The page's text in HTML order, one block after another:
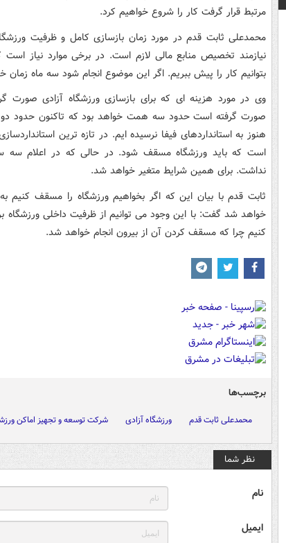
مرتبط قرار گرفت کار را شروع خواهیم کرد.
محمدعلی ثابت قدم در مورد زمان بازسازی کامل و ظرفیت
نیازمند تخصیص منابع مالی لازم است. در برخی موارد نیاز است
بتوانیم کار را پیش ببریم. اگر این موضوع انجام شود سه ماه زمان
وی در مورد هزینه ای که برای بازسازی ورزشگاه آزادی صورت
صورت گرفته است حدود سه همت خواهد بود که تاکنون حدود
هنوز به استانداردهای فیفا نرسیده ایم. در تازه ترین
است که باید ورزشگاه مسقف شود. در حالی که در اعلام
نداشت. برای همین شرایط متغیر خواهد شد.
ثابت قدم با بیان این که اگر بخواهیم ورزشگاه را مسقف کنیم
خواهد شد گفت: با این وجود می توانیم از ظرفیت داخلی ورزشگاه
کنیم چرا که مسقف کردن آن از بیرون انجام خواهد شد.
برچسب‌ها
محمدعلی ثابت قدم ورزشگاه آزادی شرکت توسعه و تجهیز اماکن
نظر شما
نام
ایمیل